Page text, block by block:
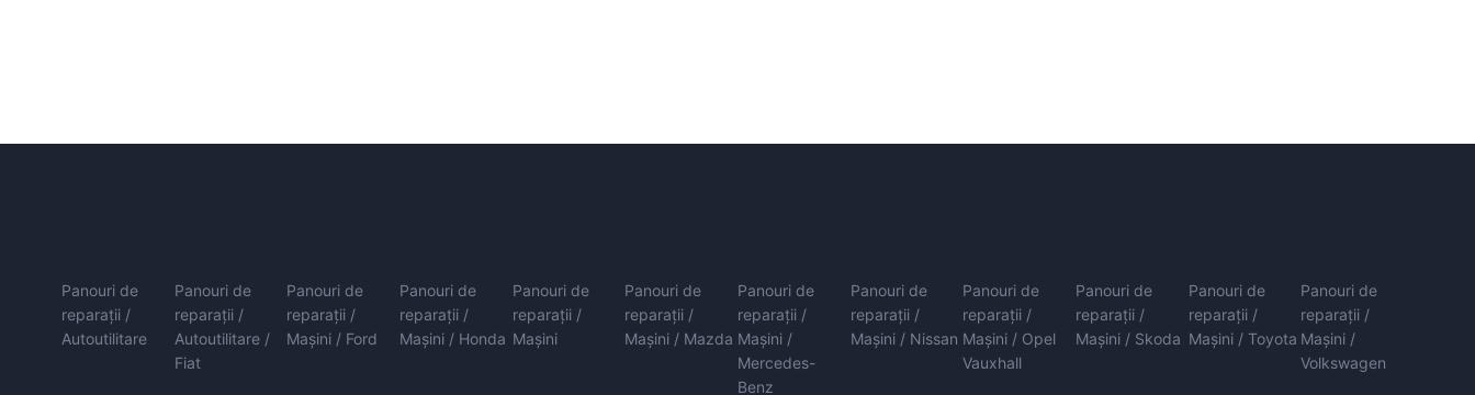
Panouri de
reparații /
Autoutilitare
Panouri de
reparații /
Autoutilitare /
Fiat
Panouri de
reparații /
Mașini / Ford
Panouri de
reparații /
Mașini / Honda
Panouri de
reparații /
Mașini
Panouri de
reparații /
Mașini / Mazda
Panouri de
reparații /
Mașini /
Mercedes-
Benz
Panouri de
reparații /
Mașini / Nissan
Panouri de
reparații /
Mașini / Opel
Vauxhall
Panouri de
reparații /
Mașini / Skoda
Panouri de
reparații /
Mașini / Toyota
Panouri de
reparații /
Mașini /
Volkswagen